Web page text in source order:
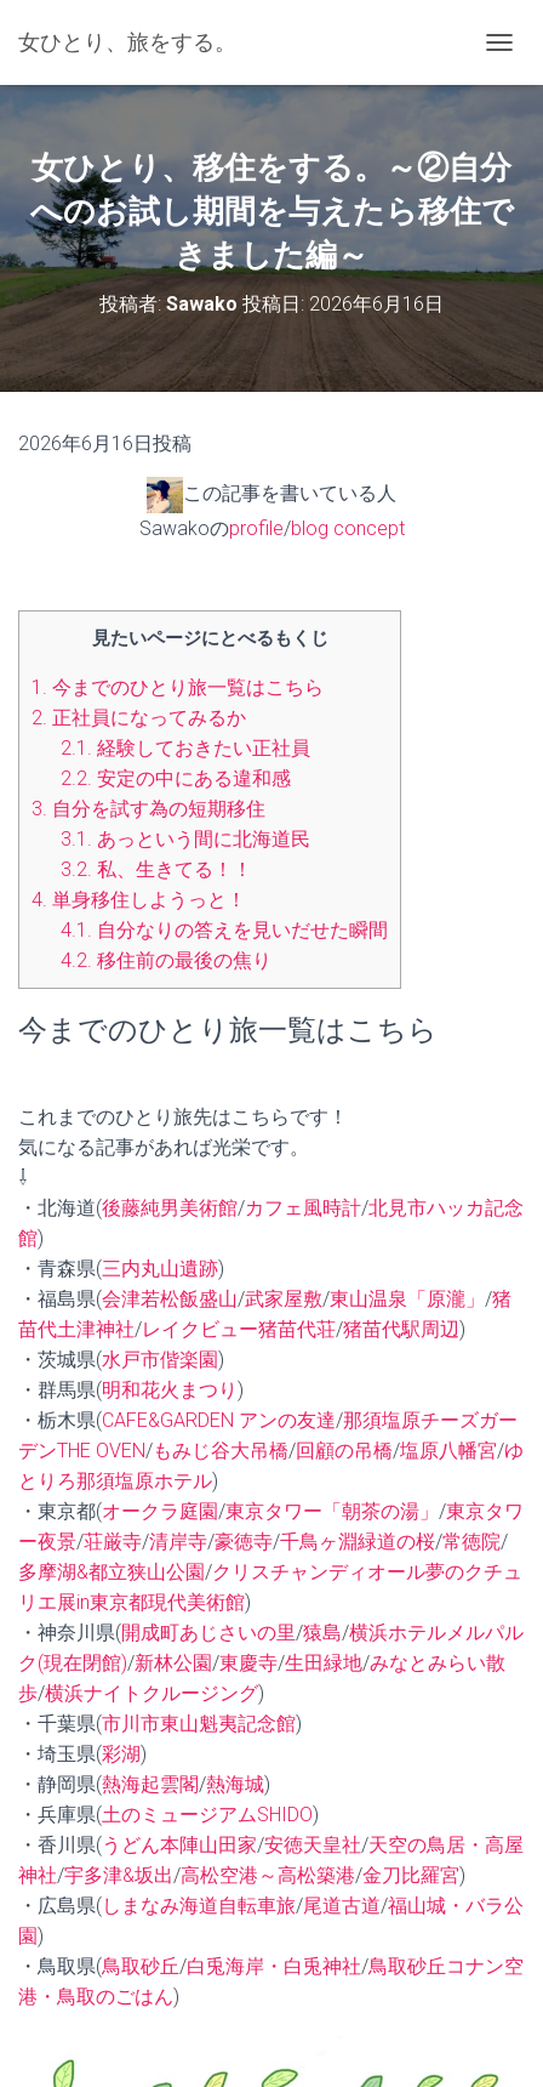
女ひとり、旅をする。
ビ
シ
ョ
ン
を
り
女ひとり、移住をする。～②自分
へのお試し期間を与えたら移住で
きました編～
投稿者: Sawako 投稿日: 2026年6月16日
2026年6月16日投稿
この記事を書いている人
Sawakoのprofile/blog concept
見たいページにとべるもくじ
1. 今までのひとり旅一覧はこちら
2. 正社員になってみるか
2.1. 経験しておきたい正社員
2.2. 安定の中にある違和感
3. 自分を試す為の短期移住
3.1. あっという間に北海道民
3.2. 私、生きてる！！
4. 単身移住しようっと！
4.1. 自分なりの答えを見いだせた瞬間
4.2. 移住前の最後の焦り
今までのひとり旅一覧はこちら
これまでのひとり旅先はこちらです！
気になる記事があれば光栄です。
⇩
・北海道(後藤純男美術館/カフェ風時計/北見市ハッカ記念
館)
・青森県(三内丸山遺跡)
・福島県(会津若松飯盛山/武家屋敷/東山温泉「原瀧」 /猪
苗代土津神社/レイクビュー猪苗代荘/猪苗代駅周辺)
・茨城県(水戸市偕楽園 )
・群馬県(明和花火まつり )
・栃木県(CAFE&GARDEN アンの友達/那須塩原チーズガー
デンTHE OVEN/もみじ谷大吊橋/回顧の吊橋/塩原八幡宮/ゆ
とりろ那須塩原ホテル)
・東京都(オークラ庭園/東京タワー「朝茶の湯」 /東京タワ
ー夜景/荘厳寺/清岸寺/豪徳寺/千鳥ヶ淵緑道の桜/常徳院/
多摩湖&都立狭山公園/クリスチャンディオール夢のクチュ
リエ展in東京都現代美術館)
・神奈川県(開成町あじさいの里/猿島/横浜ホテルメルパル
ク(現在閉館)/新林公園/東慶寺/生田緑地/みなとみらい散
歩/横浜ナイトクルージング)
・千葉県(市川市東山魁夷記念館)
・埼玉県(彩湖)
・静岡県(熱海起雲閣/熱海城)
・兵庫県(土のミュージアムSHIDO)
・香川県( うどん本陣山田家/安徳天皇社/天空の鳥居・高屋
神社/宇多津&坂出/高松空港～高松築港/金刀比羅宮)
・広島県( しまなみ海道自転車旅/尾道古道/福山城・バラ公
園 )
・鳥取県(鳥取砂丘/白兎海岸・白兎神社/鳥取砂丘コナン空
港・鳥取のごはん)